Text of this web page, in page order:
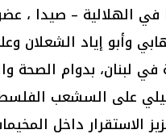
الهلالية – صيدا ،
وأبو إياد الشعلان
لبنان، بدوام الصحة
على السشعب
الاستقرار داخل